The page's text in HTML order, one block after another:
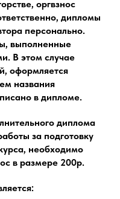
оргвзнос
дипломы
персонально.
выполненные
В этом случае
оформляется
названия
в дипломе.
диплома
за подготовку
необходимо
в размере 200р.